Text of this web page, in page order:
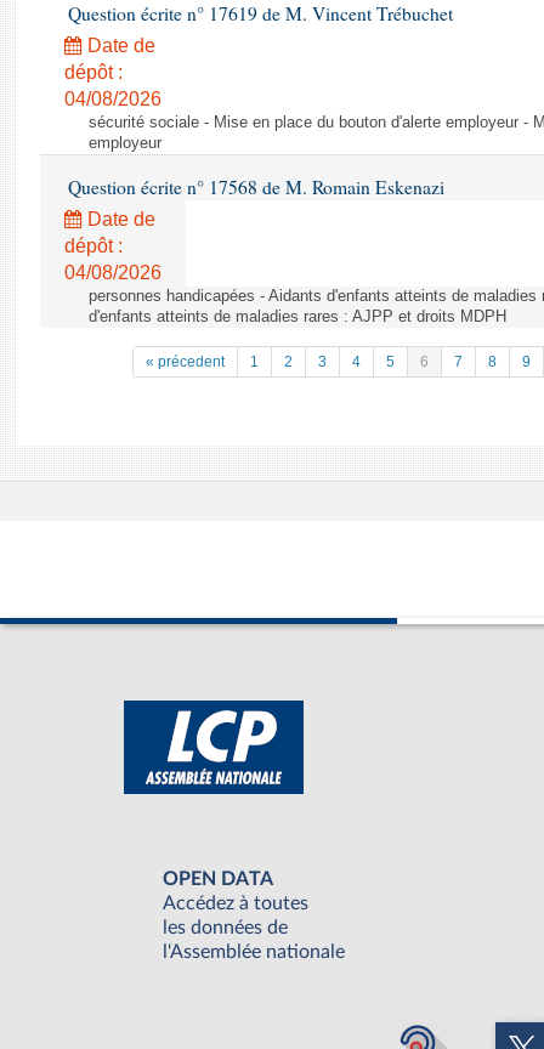
Question écrite n° 17619 de M. Vincent Trébuchet
Date de
dépôt :
04/08/2026
sécurité sociale - Mise en place du bouton d'alerte employeur -
employeur
Question écrite n° 17568 de M. Romain Eskenazi
Date de
dépôt :
04/08/2026
personnes handicapées - Aidants d'enfants atteints de
d'enfants atteints de maladies rares : AJPP et droits MDPH
« précedent 1 2 3 4 5 6 7 8 9
OPEN DATA
Accédez à toutes
les données de
l'Assemblée nationale